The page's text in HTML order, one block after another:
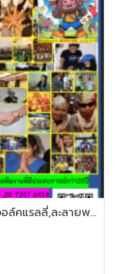
ทีมไทยนันทนาการ,ทุยทำทีม,วิทยากร,วอล์คแรลลี่,ละลายพฤติกรรม,OD